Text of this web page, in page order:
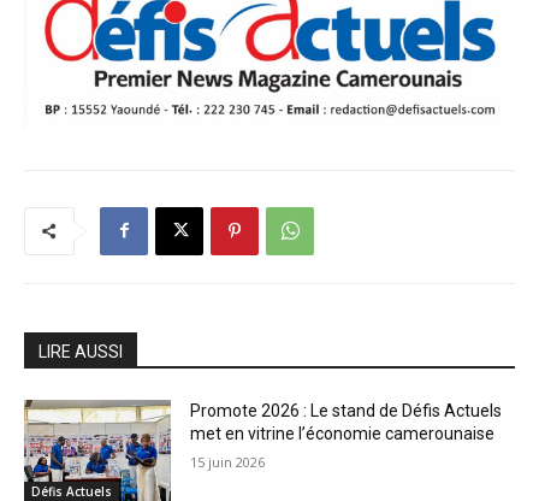
LIRE AUSSI
Défis Actuels
Promote 2026 : Le stand de Défis Actuels
met en vitrine l’économie camerounaise
15 juin 2026